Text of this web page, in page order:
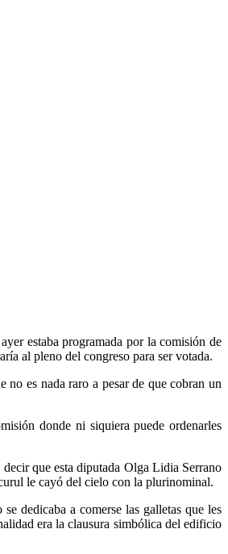
estaba programada por la comisión de
al pleno del congreso para ser votada.
es nada raro a pesar de que cobran un
donde ni siquiera puede ordenarles
que esta diputada Olga Lidia Serrano
le cayó del cielo con la plurinominal.
dedicaba a comerse las galletas que les
era la clausura simbólica del edificio